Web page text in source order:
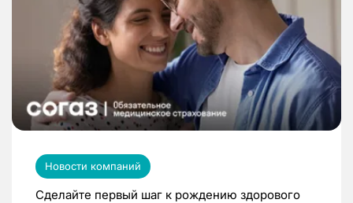
Новости компаний
Сделайте первый шаг к рождению здорового